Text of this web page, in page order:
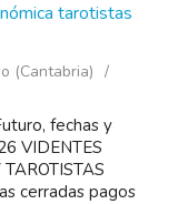
tarotistas
(Cantabria)
fechas y
VIDENTES
cerradas pagos